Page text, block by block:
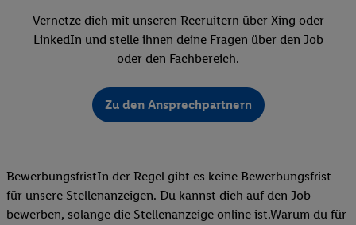
Vernetze dich mit unseren Recruitern über Xing oder
LinkedIn und stelle ihnen deine Fragen über den Job
oder den Fachbereich.
Zu den Ansprechpartnern
BewerbungsfristIn der Regel gibt es keine Bewerbungsfrist
für unsere Stellenanzeigen. Du kannst dich auf den Job
bewerben, solange die Stellenanzeige online ist.Warum du für